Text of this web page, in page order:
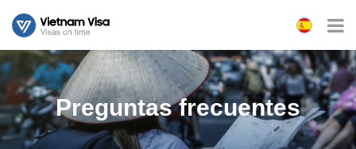
Preguntas frecuentes